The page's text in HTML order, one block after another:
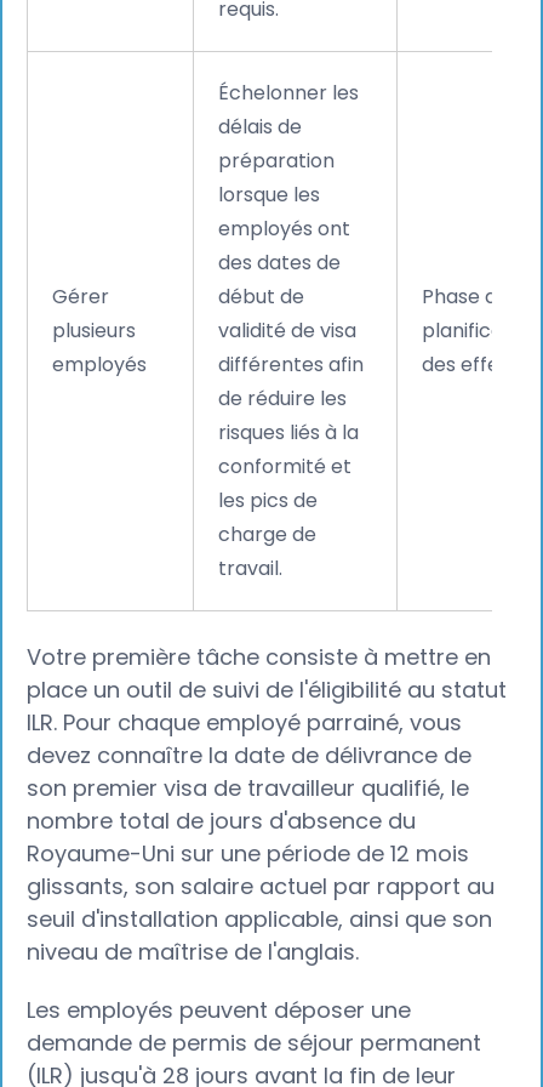
requis.
Gérer
plusieurs
employés
Échelonner les
délais de
préparation
lorsque les
employés ont
des dates de
début de
validité de visa
différentes afin
de réduire les
risques liés à la
conformité et
les pics de
charge de
travail.
Phase de
planification
des effectifs
Votre première tâche consiste à mettre en
place un outil de suivi de l'éligibilité au statut
ILR. Pour chaque employé parrainé, vous
devez connaître la date de délivrance de
son premier visa de travailleur qualifié, le
nombre total de jours d'absence du
Royaume-Uni sur une période de 12 mois
glissants, son salaire actuel par rapport au
seuil d'installation applicable, ainsi que son
niveau de maîtrise de l'anglais.
Les employés peuvent déposer une
demande de permis de séjour permanent
(ILR) jusqu'à 28 jours avant la fin de leur